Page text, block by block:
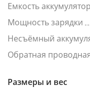
Емкость
Мощность зарядки
Несъёмный
Обратная
Размеры и вес